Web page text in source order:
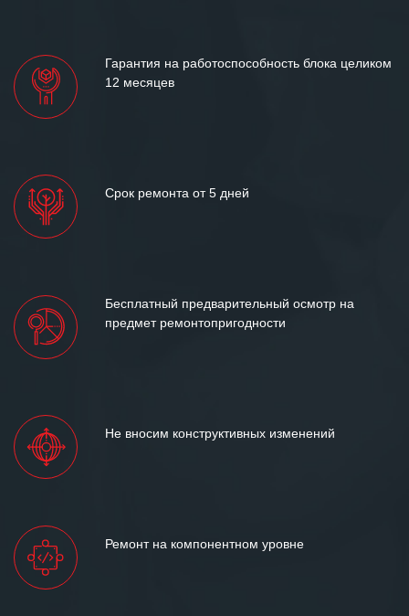
Гарантия на работоспособность блока целиком
12 месяцев
Срок ремонта от 5 дней
Бесплатный предварительный осмотр на
предмет ремонтопригодности
Не вносим конструктивных изменений
Ремонт на компонентном уровне